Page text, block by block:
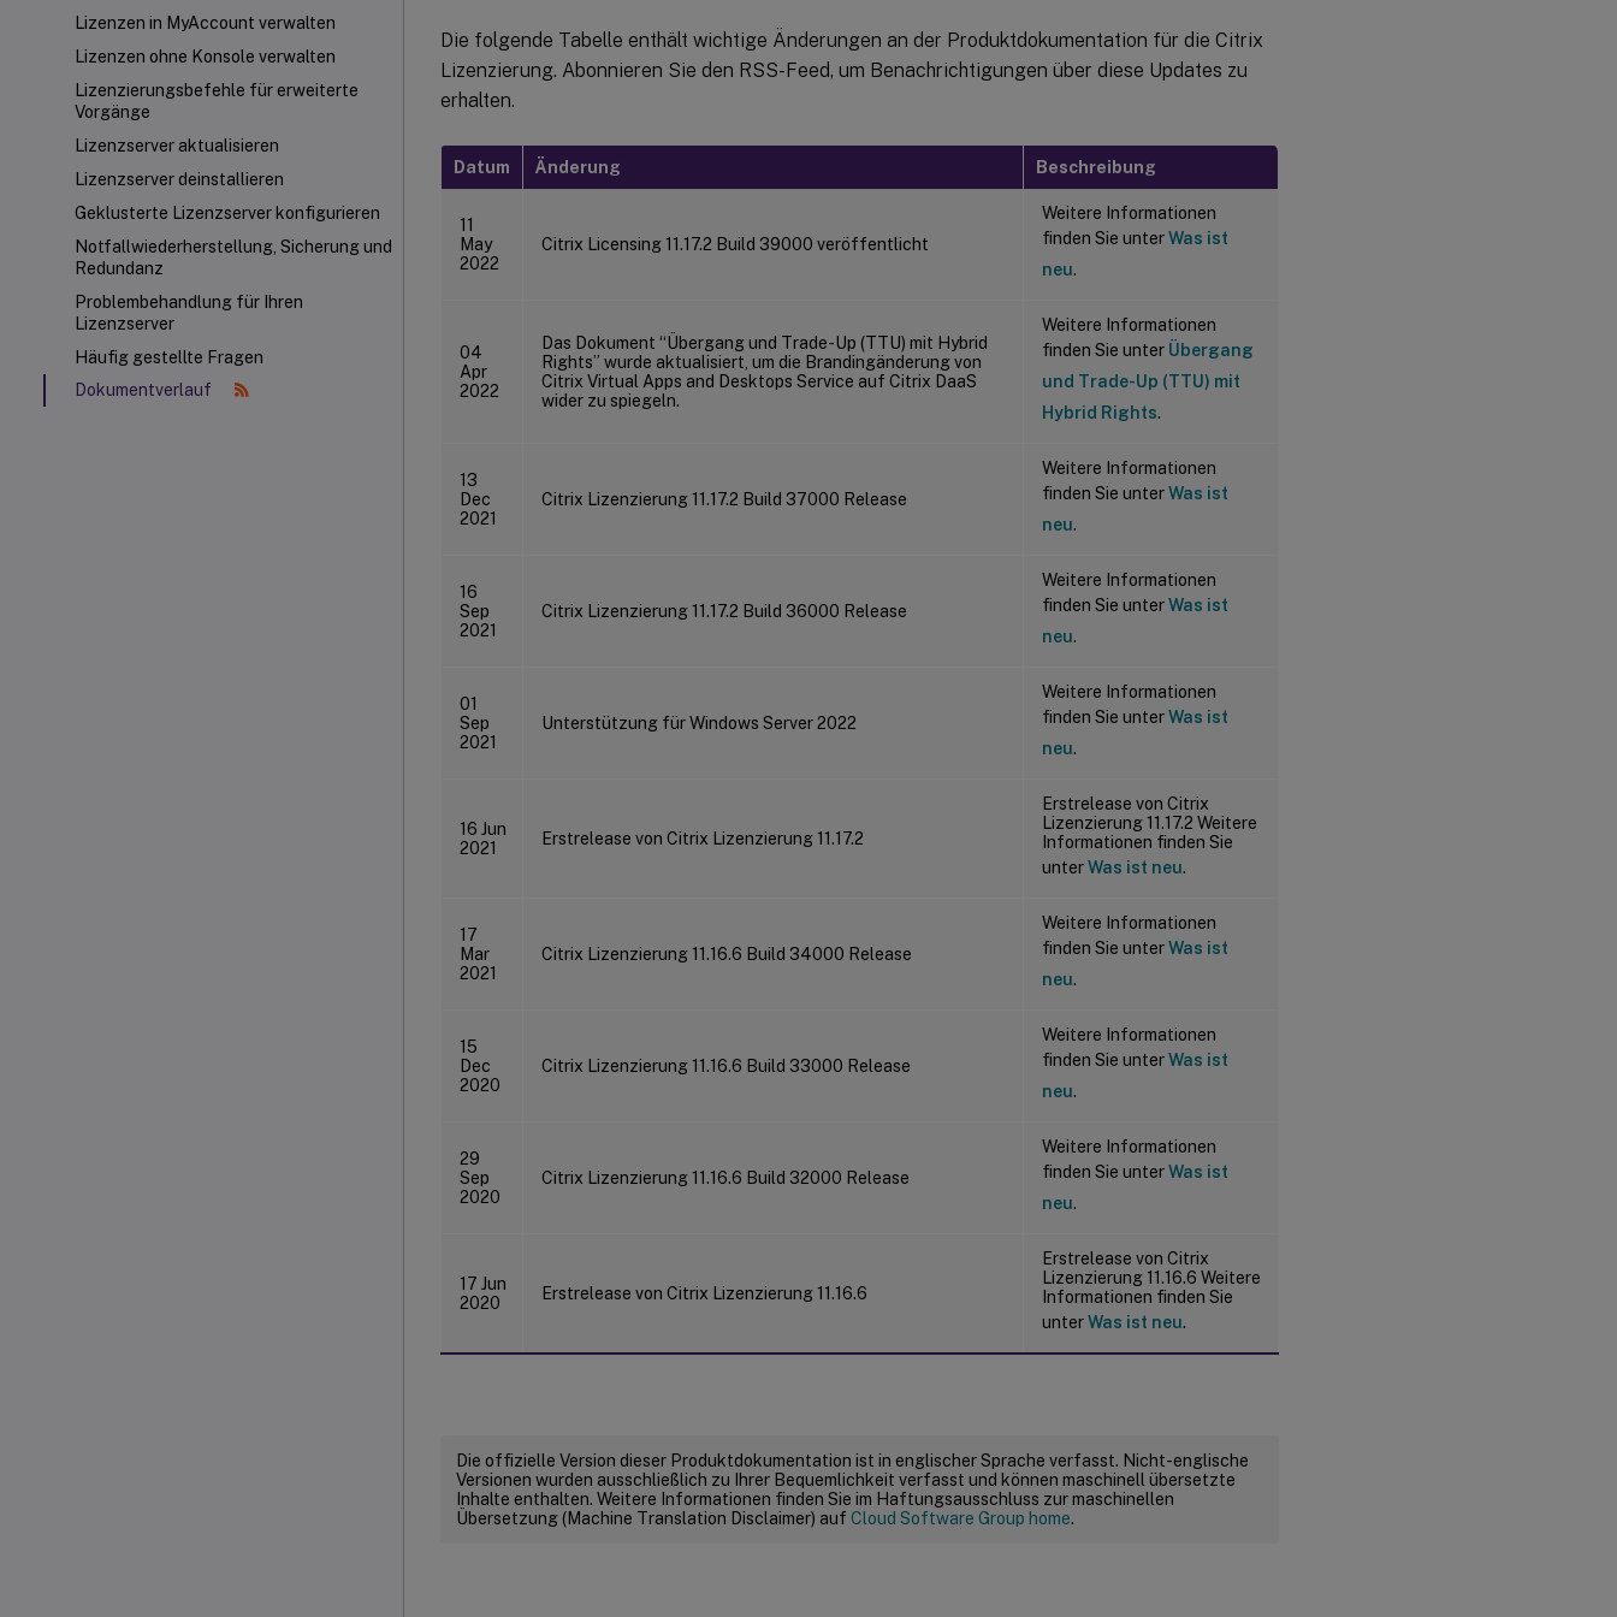
Lizenzen in MyAccount verwalten
Lizenzen ohne Konsole verwalten
Lizenzierungsbefehle für erweiterte
Vorgänge
Lizenzserver aktualisieren
Lizenzserver deinstallieren
Geklusterte Lizenzserver konfigurieren
Notfallwiederherstellung, Sicherung und
Redundanz
Problembehandlung für Ihren
Lizenzserver
Häufig gestellte Fragen
Dokumentverlauf
Die folgende Tabelle enthält wichtige Änderungen an der Produktdokumentation für die Citrix
Lizenzierung. Abonnieren Sie den RSS-Feed, um Benachrichtigungen über diese Updates zu
erhalten.
Datum Änderung Beschreibung
11
May
2022
Citrix Licensing 11.17.2 Build 39000 veröffentlicht
Weitere Informationen
finden Sie unterWas ist
neu.
04
Apr
2022
Das Dokument “Übergang und Trade-Up (TTU) mit Hybrid
Rights” wurde aktualisiert, um die Brandingänderung von
Citrix Virtual Apps and Desktops Service auf Citrix DaaS
wider zu spiegeln.
Weitere Informationen
finden Sie unter Übergang
und Trade-Up (TTU) mit
Hybrid Rights.
13
Dec
2021
Citrix Lizenzierung 11.17.2 Build 37000 Release
Weitere Informationen
finden Sie unterWas ist
neu.
16
Sep
2021
Citrix Lizenzierung 11.17.2 Build 36000 Release
Weitere Informationen
finden Sie unterWas ist
neu.
01
Sep
2021
Unterstützung für Windows Server 2022
Weitere Informationen
finden Sie unterWas ist
neu.
16 Jun
2021
Erstrelease von Citrix Lizenzierung 11.17.2
Erstrelease von Citrix
Lizenzierung 11.17.2 Weitere
Informationen finden Sie
unterWas ist neu.
17
Mar
2021
Citrix Lizenzierung 11.16.6 Build 34000 Release
Weitere Informationen
finden Sie unterWas ist
neu.
15
Dec
2020
Citrix Lizenzierung 11.16.6 Build 33000 Release
Weitere Informationen
finden Sie unterWas ist
neu.
29
Sep
2020
Citrix Lizenzierung 11.16.6 Build 32000 Release
Weitere Informationen
finden Sie unterWas ist
neu.
17 Jun
2020
Erstrelease von Citrix Lizenzierung 11.16.6
Erstrelease von Citrix
Lizenzierung 11.16.6 Weitere
Informationen finden Sie
unterWas ist neu.
Die offizielle Version dieser Produktdokumentation ist in englischer Sprache verfasst. Nicht-englische
Versionen wurden ausschließlich zu Ihrer Bequemlichkeit verfasst und können maschinell übersetzte
Inhalte enthalten. Weitere Informationen finden Sie im Haftungsausschluss zur maschinellen
Übersetzung (Machine Translation Disclaimer) auf Cloud Software Group home.